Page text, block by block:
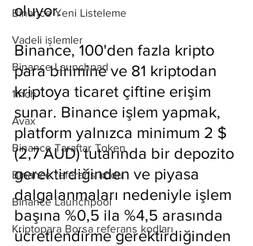
Binance Yeni Listeleme
Vadeli işlemler
Binance Launchpad
1inch
Avax
Binance Taraftar Token
Binance referans kodu
Binance Launchpool
Kriptopara Borsa referans kodları
oluyor.
Binance, 100'den fazla kripto
para birimine ve 81 kriptodan
kriptoya ticaret çiftine erişim
sunar. Binance işlem yapmak,
platform yalnızca minimum 2 $
(2,7 AUD) tutarında bir depozito
gerektirdiğinden ve piyasa
dalgalanmaları nedeniyle işlem
başına %0,5 ila %4,5 arasında
ücretlendirme gerektirdiğinden